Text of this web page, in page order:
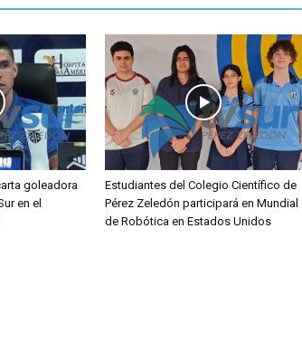
goleadora
en el
Estudiantes del Colegio Científico de
Pérez Zeledón participará en Mundial
de Robótica en Estados Unidos